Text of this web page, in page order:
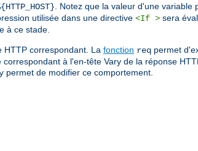
. Notez que la valeur d'une
utilisée dans une directive <If > sera
à ce stade.
HTTP correspondant. La fonction req permet
à l'en-tête Vary de la réponse
permet de modifier ce comportement.